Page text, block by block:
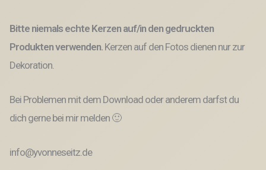
Bitte niemals echte Kerzen auf/in den gedruckten
Produkten verwenden. Kerzen auf den Fotos dienen nur zur
Dekoration.
Bei Problemen mit dem Download oder anderem darfst du
dich gerne bei mir melden 🙂
info@yvonneseitz.de